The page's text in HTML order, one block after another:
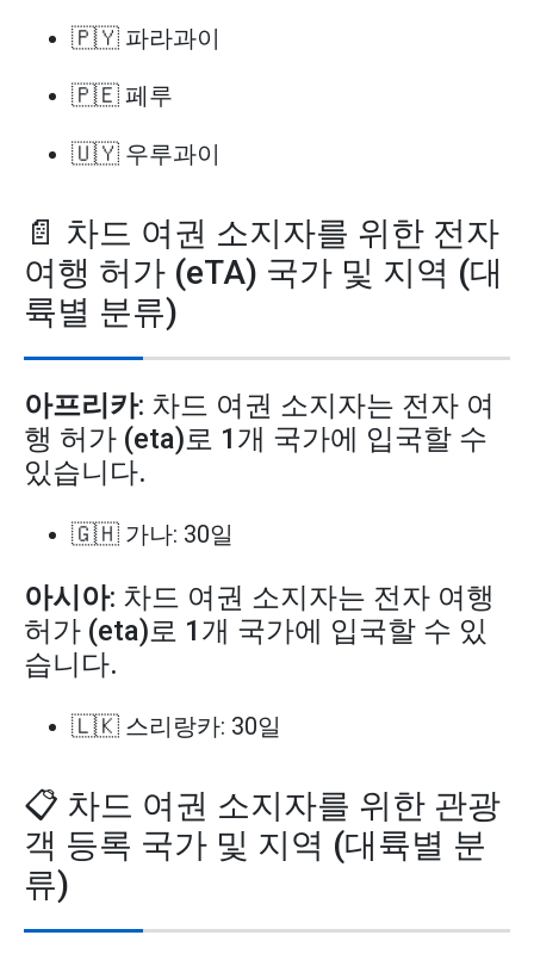
🇵🇾 파라과이
🇵🇪 페루
🇺🇾 우루과이
📄 차드 여권 소지자를 위한 전자
여행 허가 (eTA) 국가 및 지역 (대
륙별 분류)
아프리카: 차드 여권 소지자는 전자 여
행 허가 (eta)로 1개 국가에 입국할 수
있습니다.
🇬🇭 가나: 30일
아시아: 차드 여권 소지자는 전자 여행
허가 (eta)로 1개 국가에 입국할 수 있
습니다.
🇱🇰 스리랑카: 30일
📋 차드 여권 소지자를 위한 관광
객 등록 국가 및 지역 (대륙별 분
류)